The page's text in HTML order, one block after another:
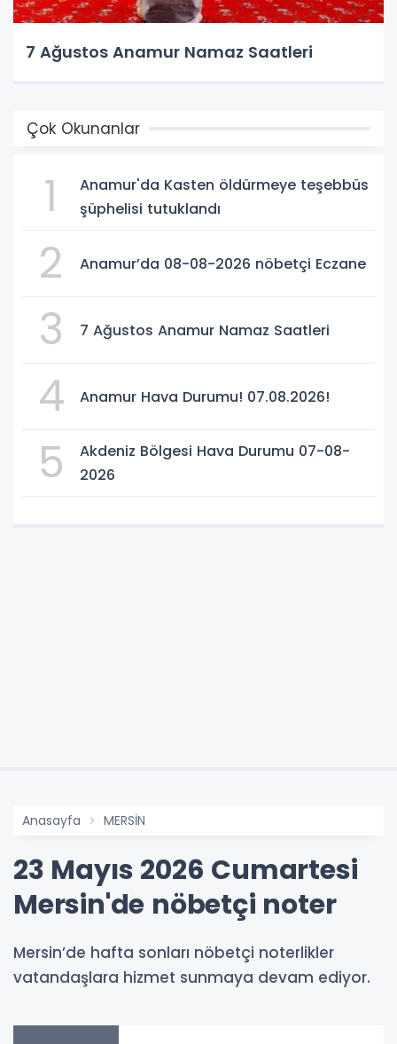
7 Ağustos Anamur Namaz Saatleri
Çok Okunanlar
1
Anamur'da Kasten öldürmeye teşebbüs
şüphelisi tutuklandı
2 Anamur’da 08-08-2026 nöbetçi Eczane
3 7 Ağustos Anamur Namaz Saatleri
4 Anamur Hava Durumu! 07.08.2026!
5
Akdeniz Bölgesi Hava Durumu 07-08-
2026
Anasayfa MERSİN
23 Mayıs 2026 Cumartesi
Mersin'de nöbetçi noter
Mersin’de hafta sonları nöbetçi noterlikler
vatandaşlara hizmet sunmaya devam ediyor.